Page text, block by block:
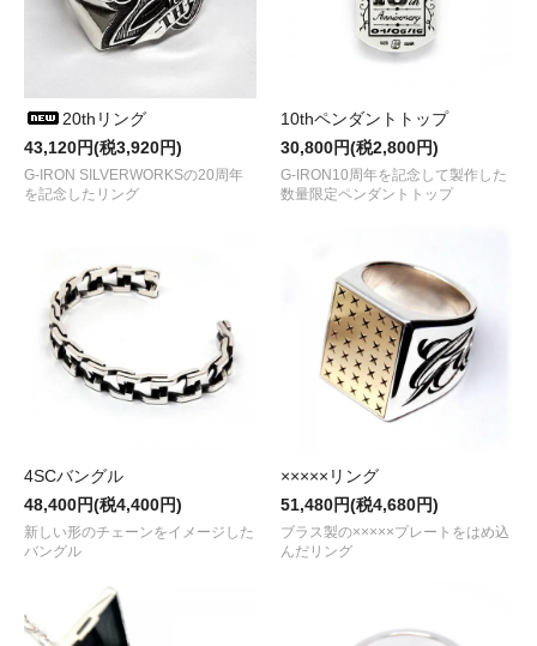
20thリング
43,120円(税3,920円)
G-IRON SILVERWORKSの20周年
を記念したリング
10thペンダントトップ
30,800円(税2,800円)
G-IRON10周年を記念して製作した
数量限定ペンダントトップ
4SCバングル
48,400円(税4,400円)
新しい形のチェーンをイメージした
バングル
×××××リング
51,480円(税4,680円)
ブラス製の×××××プレートをはめ込
んだリング